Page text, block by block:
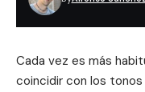
Cada vez es más
coincidir con los tonos